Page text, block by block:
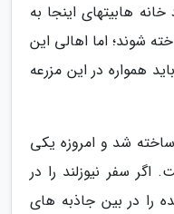
هابیت­های اینجا به
شوند؛ اما اهالی این
همواره در این مزرعه
شد و امروزه یکی
سفر نیوزلند را در
را در بین جاذبه های